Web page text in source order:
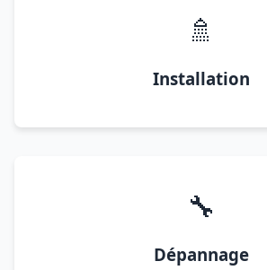
🚿
Installation
🔧
Dépannage